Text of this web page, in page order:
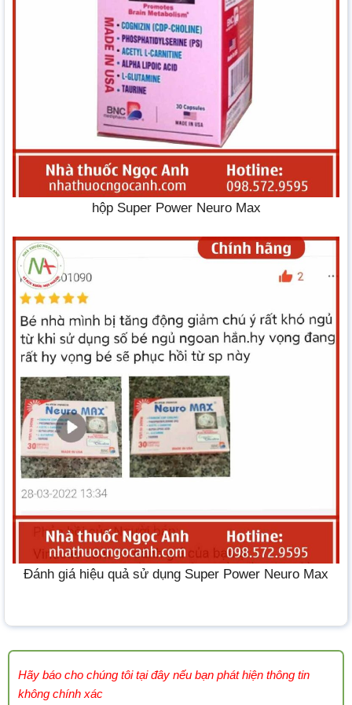
hộp Super Power Neuro Max
Đánh giá hiệu quả sử dụng Super Power Neuro Max
Hãy báo cho chúng tôi tại đây nếu bạn phát hiện thông tin
không chính xác